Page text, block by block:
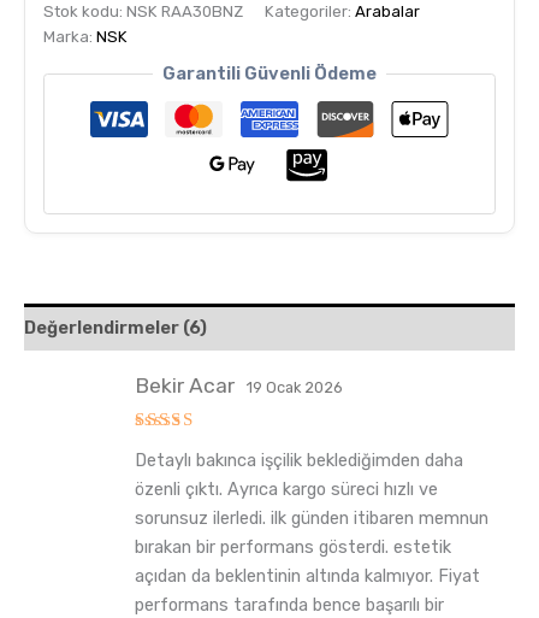
Stok kodu: NSK RAA30BNZ Kategoriler: Arabalar
Marka: NSK
Garantili Güvenli Ödeme
Değerlendirmeler (6)
üzerinden
5
oy aldı
Bekir Acar 19 Ocak 2026
Detaylı bakınca işçilik beklediğimden daha
özenli çıktı. Ayrıca kargo süreci hızlı ve
sorunsuz ilerledi. ilk günden itibaren memnun
bırakan bir performans gösterdi. estetik
açıdan da beklentinin altında kalmıyor. Fiyat
performans tarafında bence başarılı bir